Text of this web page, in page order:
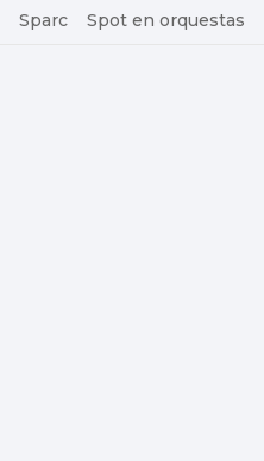
Sparc Spot en orquestas